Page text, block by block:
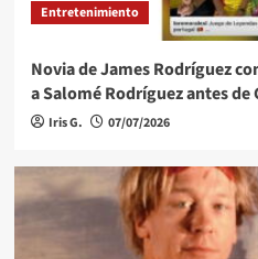
Entretenimiento
Novia de James Rodríguez
a Salomé Rodríguez antes de
Iris G. 07/07/2026